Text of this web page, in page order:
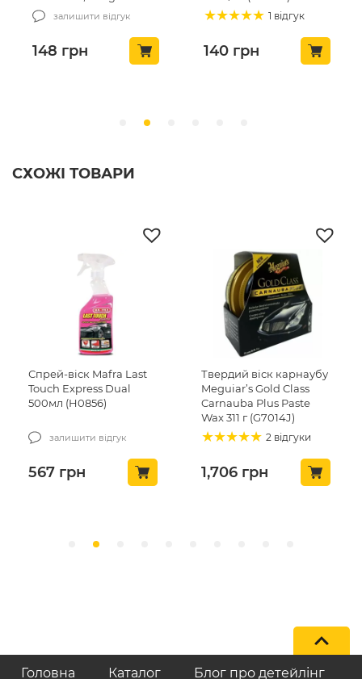
(MCS-03/1)
залишити відгук
148 грн
1 відгук
140грн
СХОЖІ ТОВАРИ
Спрей-віск Mafra Last
Touch Express Dual
500мл (H0856)
залишити відгук
567 грн
Твердий віск карнаубу
Meguiar’s Gold Class
Carnauba Plus Paste
Wax 311 г (G7014J)
2 відгуки
1,706 грн
Головна Каталог Блог про детейлінг